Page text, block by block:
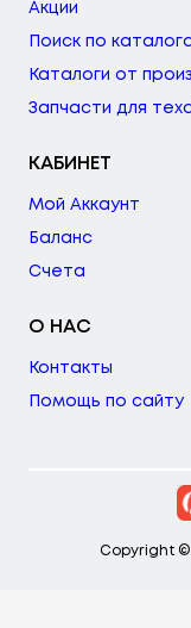
Акции
Поиск по
Каталоги от
Запчасти для
КАБИНЕТ
Мой Аккаунт
Баланс
Счета
О НАС
Контакты
Помощь по сайту
Copyright ©